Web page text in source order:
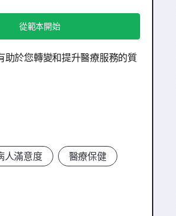
從範本開始
助於您轉變和提升醫療服務的質
人滿意度 醫療保健